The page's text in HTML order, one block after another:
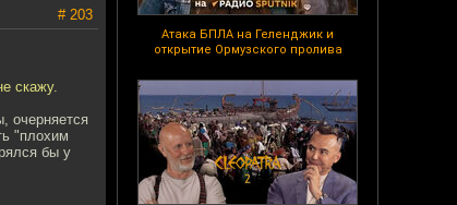
Атака БПЛА на Геленджик и
открытие Ормузского пролива
# 203
скажу.
очерняется
"плохим
бы у